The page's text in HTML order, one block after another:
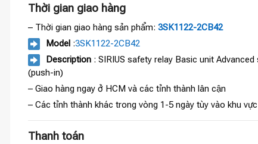
Thời gian giao hàng
– Thời gian giao hàng sản phẩm: 3SK1122-2CB42
Model :3SK1122-2CB42
Description : SIRIUS safety relay Basic unit
(push-in)
– Giao hàng ngay ở HCM và các tỉnh thành lân cận
– Các tỉnh thành khác trong vòng 1-5 ngày tùy vào khu vực
Thanh toán